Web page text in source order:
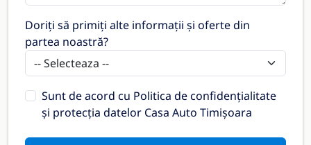
Doriți să primiți alte informații și oferte din
partea noastră?
Sunt de acord cu Politica de confidențialitate
și protecția datelor Casa Auto Timișoara